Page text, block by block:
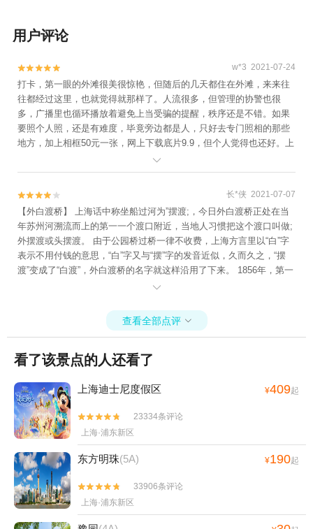
用户评论

 w*3 2021-07-24
打卡，第一眼的外滩很美很惊艳，但随后的几天都住在外滩，来来往
往都经过这里，也就觉得就那样了。人流很多，但管理的协警也很
多，广播里也循环播放着避免上当受骗的提醒，秩序还是不错。如果
要照个人照，还是有难度，毕竟旁边都是人，只好去专门照相的那些
地方，加上相框50元一张，网上下载底片9.9，但个人觉得也还好。上


 长*侠 2021-07-07
【外白渡桥】 上海话中称坐船过河为”摆渡;，今日外白渡桥正处在当
年苏州河溯流而上的第一一个渡口附近，当地人习惯把这个渡口叫做;
外摆渡或头摆渡。 由于公园桥过桥一律不收费，上海方言里以“白”字
表示不用付钱的意思，“白”字又与“摆”字的发音近似，久而久之，“摆
渡”变成了“白渡”，外白渡桥的名字就这样沿用了下来。 1856年，第一
代外白渡桥建成，名为“威尔斯桥”。1876年，第二代外白渡桥建成，

查看全部点评 
看了该景点的人还看了
上海迪士尼度假区 ¥409起


23334条评论
上海·浦东新区
东方明珠(5A) ¥190起


33906条评论
上海·浦东新区